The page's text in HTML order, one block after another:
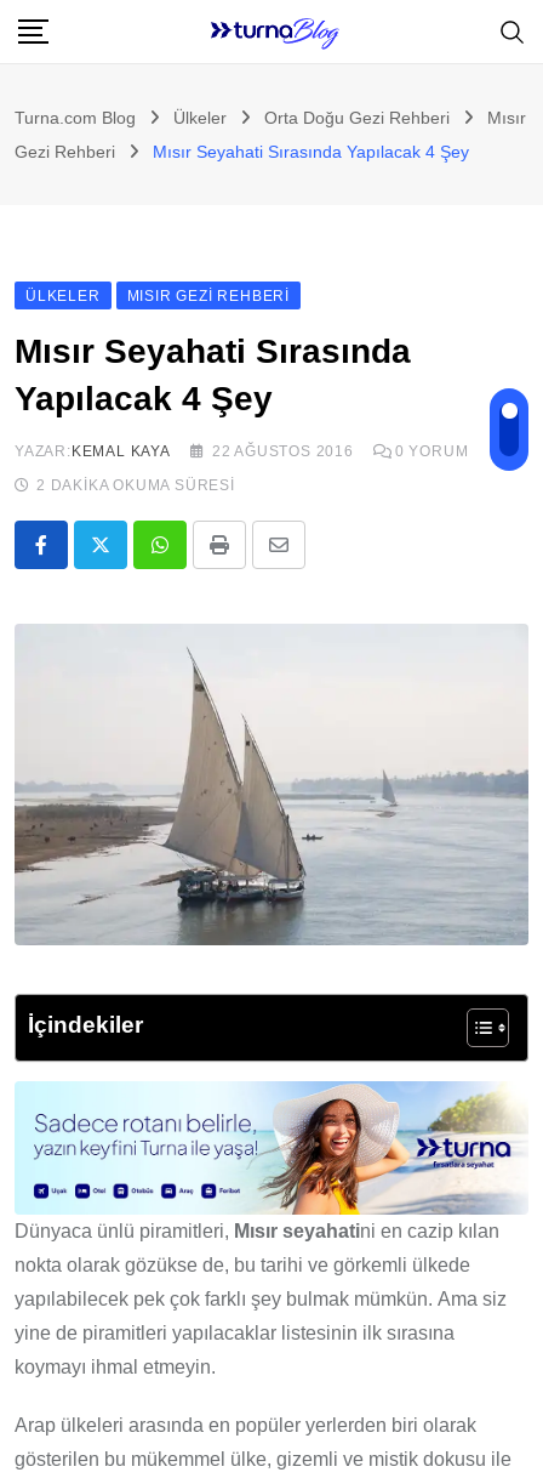
Skip
Turna.com Blog Ülkeler Orta Doğu Gezi Rehberi
Mısır
Gezi Rehberi
Mısır Seyahati Sırasında Yapılacak 4 Şey
ÜLKELER MISIR GEZI REHBERI
Mısır Seyahati Sırasında
Yapılacak 4 Şey
YAZAR: KEMAL KAYA 22 AĞUSTOS 2016 0 YORUM
2 DAKIKA OKUMA SÜRESI
Whatsapp
Print
ile
İçindekiler
Dünyaca ünlü piramitleri, Mısır seyahatini en cazip kılan
nokta olarak gözükse de, bu tarihi ve görkemli ülkede
yapılabilecek pek çok farklı şey bulmak mümkün. Ama siz
yine de piramitleri yapılacaklar listesinin ilk sırasına
koymayı ihmal etmeyin.
Arap ülkeleri arasında en popüler yerlerden biri olarak
gösterilen bu mükemmel ülke, gizemli ve mistik dokusu ile